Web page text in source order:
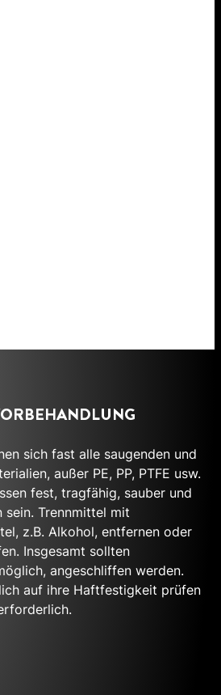
sich fast alle saugenden und
außer PE, PP, PTFE usw.
fest, tragfähig, sauber und
Trennmittel mit
z.B. Alkohol, entfernen oder
Insgesamt sollten
angeschliffen werden.
auf ihre Haftfestigkeit prüfen